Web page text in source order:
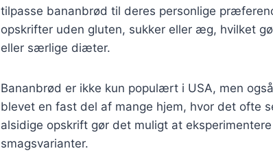
tilpasse bananbrød til deres personlige
opskrifter uden gluten, sukker eller æg, hvilket
eller særlige diæter.
Bananbrød er ikke kun populært i USA, men
blevet en fast del af mange hjem, hvor det ofte
alsidige opskrift gør det muligt at
smagsvarianter.